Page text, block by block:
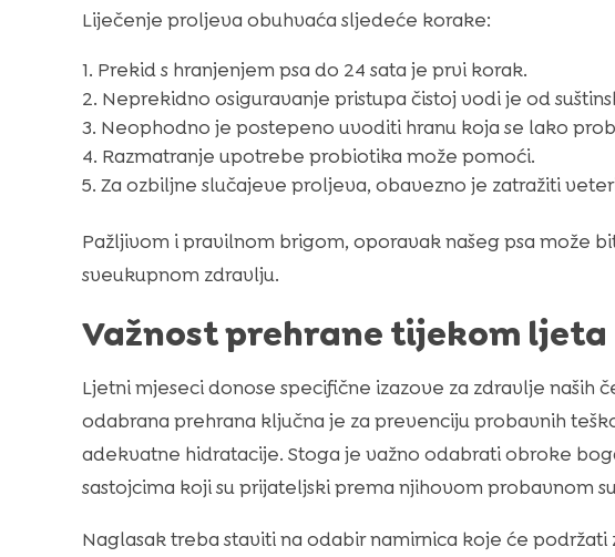
Liječenje proljeva obuhvaća sljedeće korake:
Prekid s hranjenjem psa do 24 sata je prvi korak.
Neprekidno osiguravanje pristupa čistoj vodi je od
Neophodno je postepeno uvoditi hranu koja se lako
Razmatranje upotrebe probiotika može pomoći.
Za ozbiljne slučajeve proljeva, obavezno je zatražiti
Pažljivom i pravilnom brigom, oporavak našeg psa može
sveukupnom zdravlju.
Važnost prehrane tijekom ljeta
Ljetni mjeseci donose specifične izazove za zdravlje naših
odabrana prehrana ključna je za prevenciju probavnih
adekvatne hidratacije. Stoga je važno odabrati obroke
sastojcima koji su prijateljski prema njihovom probavnom
Naglasak treba staviti na odabir namirnica koje će